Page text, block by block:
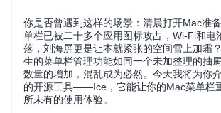
你是否曾遇到这样的场景：清晨打开Mac准
单栏已被二十多个应用图标攻占，Wi-Fi和电
落，刘海屏更是让本就紧张的空间雪上加霜
生的菜单栏管理功能如同一个未加整理的抽
数量的增加，混乱成为必然。今天我将为你
的开源工具——Ice，它能让你的Mac菜单栏
所未有的使用体验。